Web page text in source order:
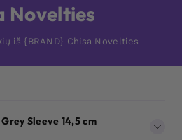
Novelties
iš {BRAND} Chisa Novelties
Sleeve 14,5 cm